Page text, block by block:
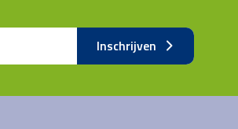
Inschrijven